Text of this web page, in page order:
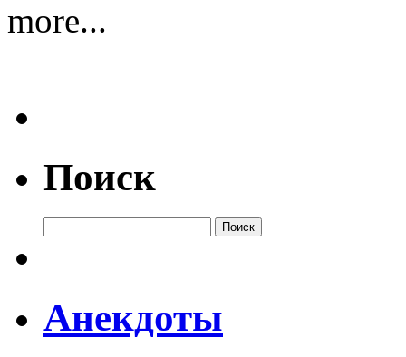
more...
Поиск
Анекдоты